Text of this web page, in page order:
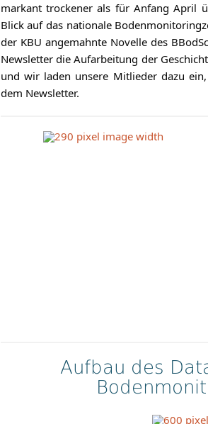
markant trockener als für Anfang April
Blick auf das nationale
der KBU angemahnte Novelle des
Newsletter die Aufarbeitung der
und wir laden unsere Mitlieder dazu
dem Newsletter.
Aufbau des